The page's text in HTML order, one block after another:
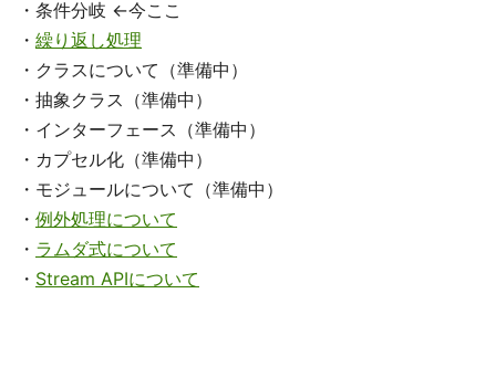
・条件分岐 ←今ここ
・ 繰り返し処理
・クラスについて（準備中）
・抽象クラス（準備中）
・インターフェース（準備中）
・カプセル化（準備中）
・モジュールについて（準備中）
・ 例外処理について
・ ラムダ式について
・ Stream APIについて